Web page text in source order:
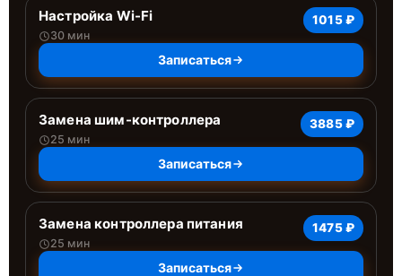
Настройка Wi-Fi
30 мин
1015 ₽
Записаться
Замена шим-контроллера
25 мин
3885 ₽
Записаться
Замена контроллера питания
25 мин
1475 ₽
Записаться